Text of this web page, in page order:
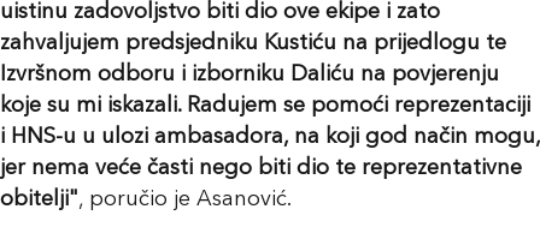
uistinu zadovoljstvo biti dio ove ekipe i zato
zahvaljujem predsjedniku Kustiću na prijedlogu te
Izvršnom odboru i izborniku Daliću na povjerenju
koje su mi iskazali. Radujem se pomoći reprezentaciji
i HNS-u u ulozi ambasadora, na koji god način mogu,
jer nema veće časti nego biti dio te reprezentativne
obitelji", poručio je Asanović.